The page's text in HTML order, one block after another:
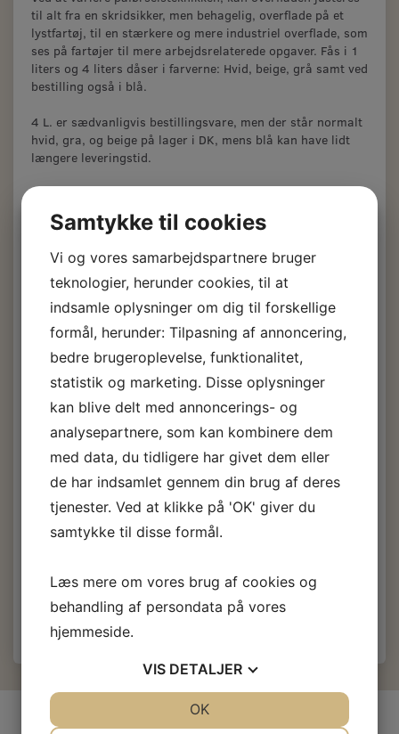
til alt fra en skridsikker, men behagelig, overflade på et
lystfartøj, til en stærkere og mere industriel overflade, som
ses på fartøjer til mere arbejdsrelaterede opgaver. Fås i 1
liters og 4 liters dåser i farverne: Hvid, beige, grå samt ved
bestilling også i blå.
4 L. er sædvanligvis bestillingsvare, men der står normalt
hvid, gra, og beige på lager i DK, mens blå kan have lidt
længere leveringstid.
Rullen på billedet følger ikke med, men kan bestilles
separat.
Det kan nemmest fordeles med en tandspartel og så
Prøv den store succes fra New Zealand
KiwiGrip 4 L.
Skridsikker
dæksmaling
1.813,00 DKKm/Moms
1.450,40 DKKu/Moms)
VælgFarver, generelt:
Hvid Grå Cream Blå
Læg i kurv
INFORMATIONER
Samtykke til cookies
Vi og vores samarbejdspartnere bruger
teknologier, herunder cookies, til at
indsamle oplysninger om dig til forskellige
formål, herunder: Tilpasning af annoncering,
bedre brugeroplevelse, funktionalitet,
statistik og marketing. Disse oplysninger
kan blive delt med annoncerings- og
analysepartnere, som kan kombinere dem
med data, du tidligere har givet dem eller
de har indsamlet gennem din brug af deres
tjenester. Ved at klikke på 'OK' giver du
samtykke til disse formål.
Læs mere om vores brug af cookies og
behandling af persondata på vores
hjemmeside.
VIS DETALJER
OK